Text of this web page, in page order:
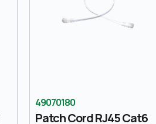
49070180
Patch Cord RJ45 Cat6